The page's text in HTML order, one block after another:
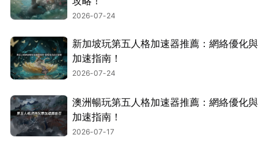
2026-07-24
新加坡玩第五人格加速器推薦：網絡優化與
加速指南！
2026-07-24
澳洲暢玩第五人格加速器推薦：網絡優化與
加速指南！
2026-07-17